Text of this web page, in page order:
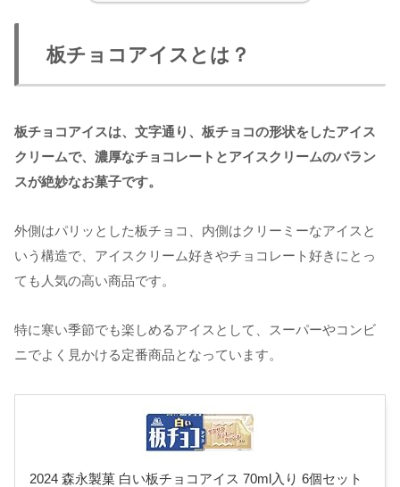
板チョコアイスとは？
板チョコアイスは、文字通り、板チョコの形状をしたアイス
クリームで、濃厚なチョコレートとアイスクリームのバラン
スが絶妙なお菓子です。
外側はパリッとした板チョコ、内側はクリーミーなアイスと
いう構造で、アイスクリーム好きやチョコレート好きにとっ
ても人気の高い商品です。
特に寒い季節でも楽しめるアイスとして、スーパーやコンビ
ニでよく見かける定番商品となっています。
2024 森永製菓 白い板チョコアイス 70ml入り 6個セット